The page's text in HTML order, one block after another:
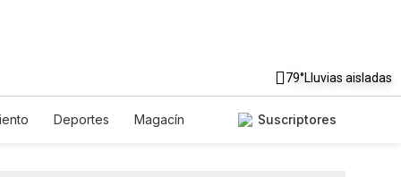
79°Lluvias aisladas
Deportes
Magacín
Suscriptores